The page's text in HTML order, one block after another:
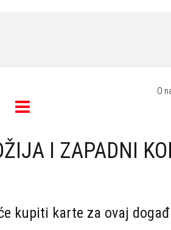
O
I ZAPADNI
kupiti karte za ovaj